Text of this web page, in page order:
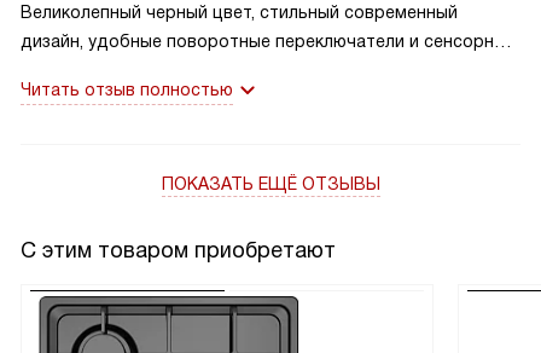
Великолепный черный цвет, стильный современный
дизайн, удобные поворотные переключатели и сенсорный
удовольствием!
Читать отзыв полностью
ПОКАЗАТЬ ЕЩЁ ОТЗЫВЫ
С этим товаром приобретают